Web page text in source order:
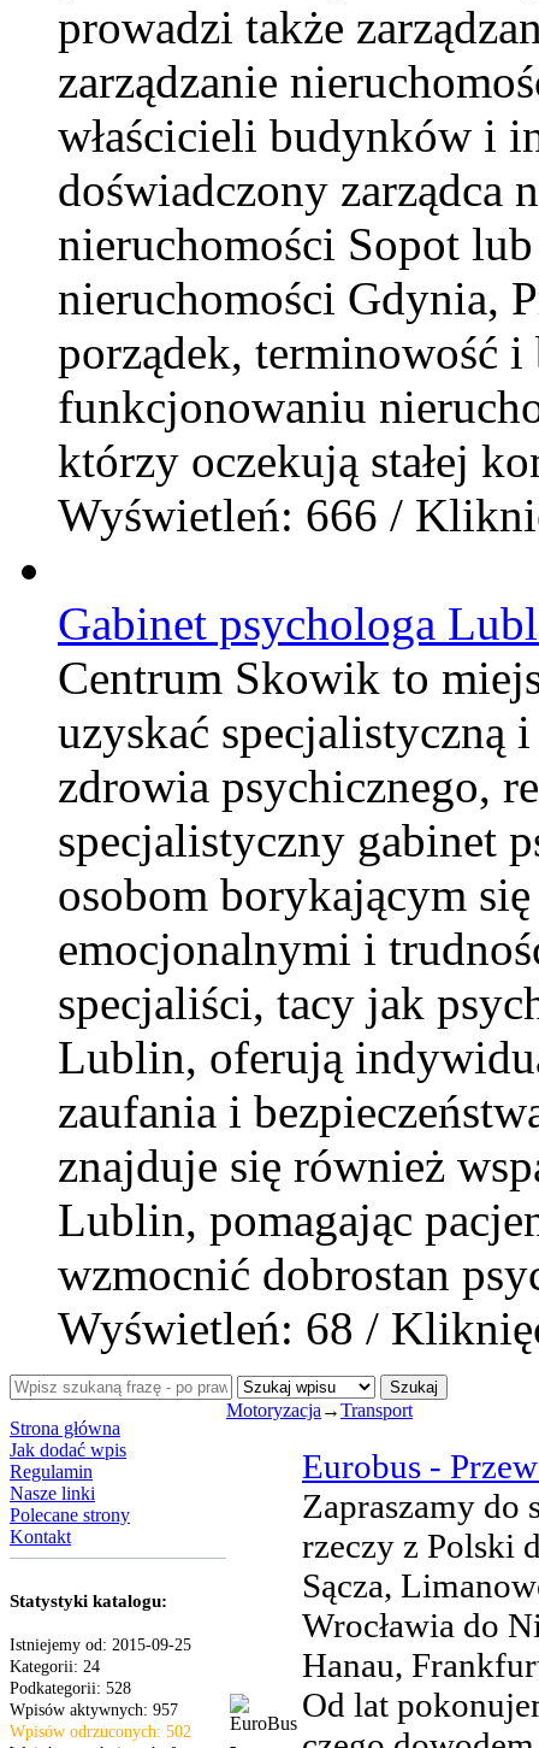
prowadzi także
zarządzanie
właścicieli budynków i
doświadczony zarządca
nieruchomości Sopot
nieruchomości Gdynia,
porządek, terminowość
funkcjonowaniu
którzy oczekują stałej
Wyświetleń: 666 /
Gabinet psychologa
Centrum Skowik to
uzyskać specjalistyczną
zdrowia psychicznego,
specjalistyczny gabinet
osobom borykającym
emocjonalnymi i
specjaliści, tacy jak
Lublin, oferują
zaufania i
znajduje się również
Lublin, pomagając
wzmocnić dobrostan
Wyświetleń: 68 /
Szukaj
Strona główna
Jak dodać wpis
Regulamin
Nasze linki
Polecane strony
Kontakt
Statystyki katalogu:
Istniejemy od: 2015-09-25
Kategorii: 24
Podkategorii: 528
Wpisów aktywnych: 957
Wpisów odrzuconych: 502
Motoryzacja →Transport
Eurobus -
Zapraszamy do
rzeczy z Polski
Sącza,
Wrocławia do
Hanau,
Od lat